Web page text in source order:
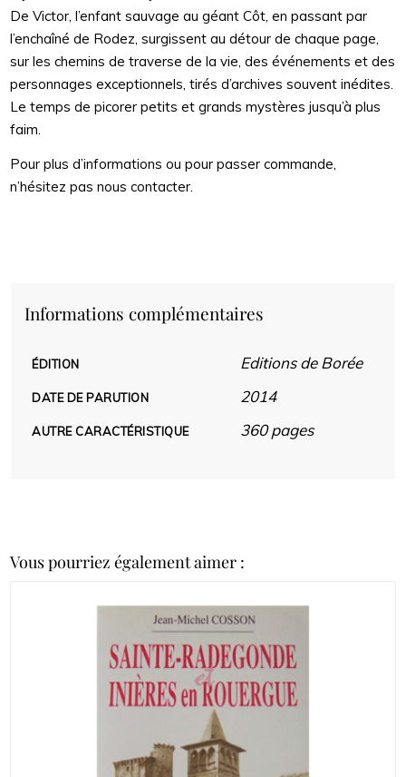
De Victor, l’enfant sauvage au géant Côt, en passant par
l’enchaîné de Rodez, surgissent au détour de chaque page,
sur les chemins de traverse de la vie, des événements et des
personnages exceptionnels, tirés d’archives souvent inédites.
Le temps de picorer petits et grands mystères jusqu’à plus
faim.
Pour plus d’informations ou pour passer commande,
n’hésitez pas nous contacter.
Informations complémentaires
ÉDITION Editions de Borée
DATE DE PARUTION 2014
AUTRE CARACTÉRISTIQUE 360 pages
Vous pourriez également aimer :